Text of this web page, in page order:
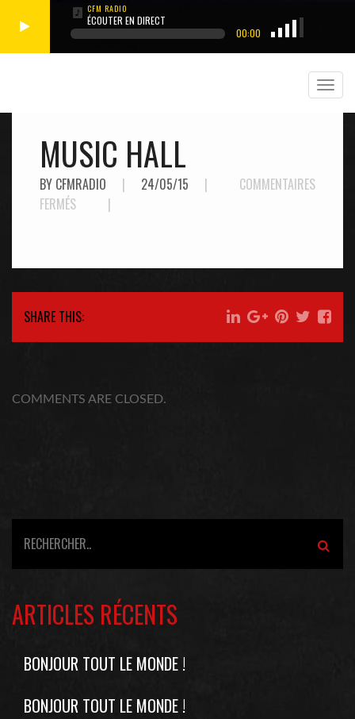
ÉCOUTER EN DIRECT
00:00
MUSIC HALL
BY CFMRADIO | 24/05/15 |
COMMENTAIRES
FERMÉS
SUR|
SHARE THIS:
COMMENTS ARE CLOSED.
ARTICLES RÉCENTS
BONJOUR TOUT LE MONDE !
BONJOUR TOUT LE MONDE !